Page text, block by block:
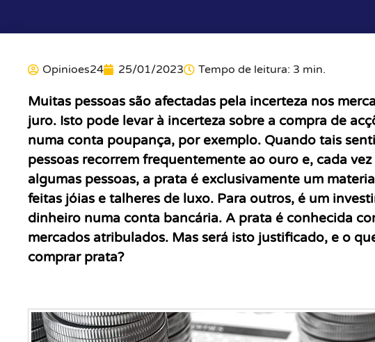
Opinioes24 25/01/2023 Tempo de leitura: 3 min.
Muitas pessoas são afectadas pela incerteza nos
juro. Isto pode levar à incerteza sobre a compra de
numa conta poupança, por exemplo. Quando tais
pessoas recorrem frequentemente ao ouro e, cada
algumas pessoas, a prata é exclusivamente um
feitas jóias e talheres de luxo. Para outros, é um
dinheiro numa conta bancária. A prata é conhecida
mercados atribulados. Mas será isto justificado, e o
comprar prata?